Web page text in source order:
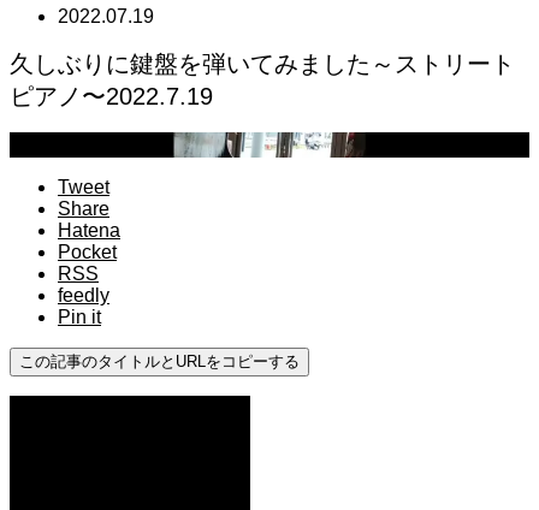
2022.07.19
久しぶりに鍵盤を弾いてみました～ストリート
ピアノ〜2022.7.19
Tweet
Share
Hatena
Pocket
RSS
feedly
Pin it
この記事のタイトルとURLをコピーする